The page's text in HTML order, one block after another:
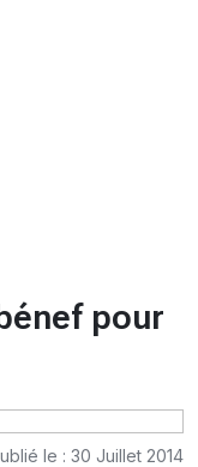
pour
le : 30 Juillet 2014